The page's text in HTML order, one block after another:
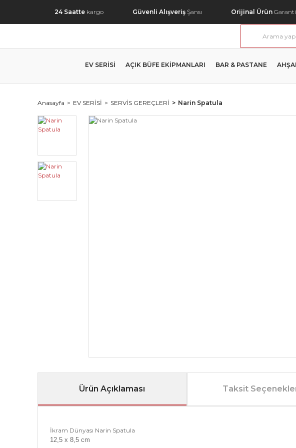
24 Saatte kargo Güvenli Alışveriş Şansı Orijinal Ürün
EV SERİSİ AÇIK BÜFE EKİPMANLARI BAR & PASTANE
Anasayfa EV SERİSİ SERVİS GEREÇLERİ Narin Spatula
Ürün Açıklaması Taksit
İkram Dünyası Narin Spatula
12,5 x 8,5 cm